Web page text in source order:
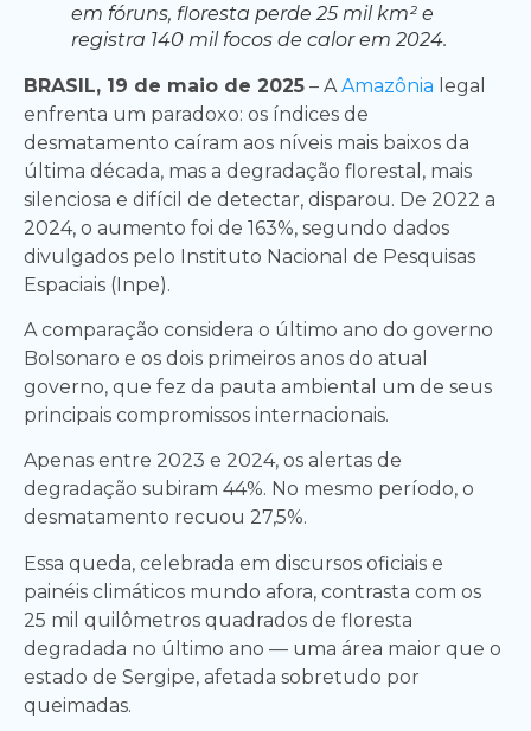
em fóruns, floresta perde 25 mil km² e
registra 140 mil focos de calor em 2024.
BRASIL, 19 de maio de 2025 – A Amazônia legal
enfrenta um paradoxo: os índices de
desmatamento caíram aos níveis mais baixos da
última década, mas a degradação florestal, mais
silenciosa e difícil de detectar, disparou. De 2022 a
2024, o aumento foi de 163%, segundo dados
divulgados pelo Instituto Nacional de Pesquisas
Espaciais (Inpe).
A comparação considera o último ano do governo
Bolsonaro e os dois primeiros anos do atual
governo, que fez da pauta ambiental um de seus
principais compromissos internacionais.
Apenas entre 2023 e 2024, os alertas de
degradação subiram 44%. No mesmo período, o
desmatamento recuou 27,5%.
Essa queda, celebrada em discursos oficiais e
painéis climáticos mundo afora, contrasta com os
25 mil quilômetros quadrados de floresta
degradada no último ano — uma área maior que o
estado de Sergipe, afetada sobretudo por
queimadas.